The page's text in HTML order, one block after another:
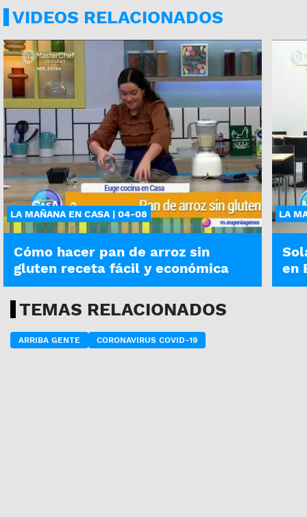
VIDEOS RELACIONADOS
LA MAÑANA EN CASA | 04-08
Cómo hacer pan de arroz sin
gluten receta fácil y económica
LA
en
TEMAS RELACIONADOS
ARRIBA GENTE CORONAVIRUS COVID-19